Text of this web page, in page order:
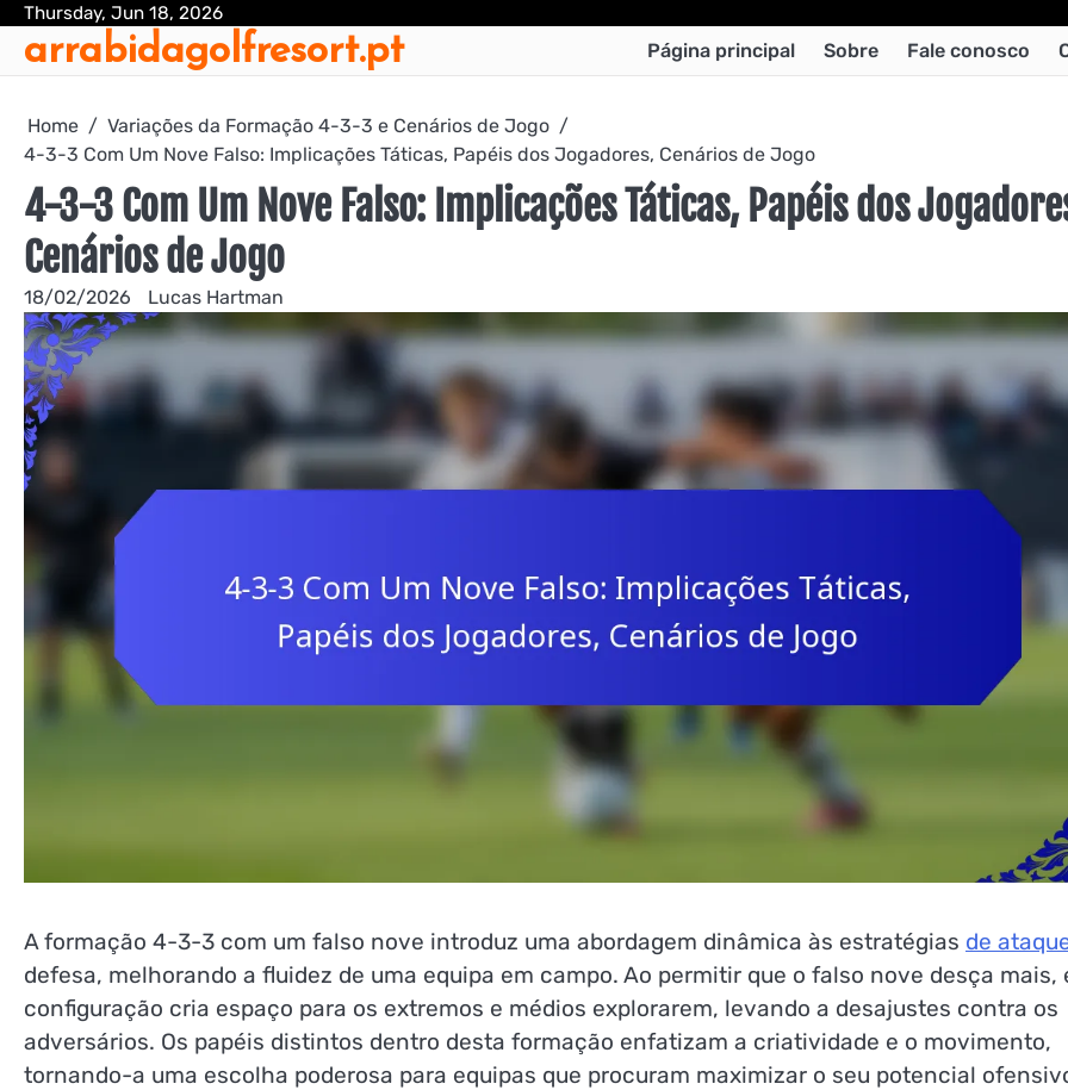
Skip
content
Thursday, Jun 18, 2026
arrabidagolfresort.pt Página principal Sobre Fale conosco
Home
Variações da Formação 4-3-3 e Cenários de Jogo
4-3-3 Com Um Nove Falso: Implicações Táticas, Papéis dos Jogadores, Cenários de Jogo
4-3-3 Com Um Nove Falso: Implicações Táticas, Papéis dos
Cenários de Jogo
18/02/2026 Lucas Hartman
A formação 4-3-3 com um falso nove introduz uma abordagem dinâmica às estratégias de
defesa, melhorando a fluidez de uma equipa em campo. Ao permitir que o falso nove desça mais,
configuração cria espaço para os extremos e médios explorarem, levando a desajustes contra os
adversários. Os papéis distintos dentro desta formação enfatizam a criatividade e o movimento,
tornando-a uma escolha poderosa para equipas que procuram maximizar o seu potencial